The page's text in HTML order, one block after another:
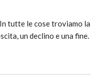
tutte le cose troviamo la
un declino e una fine.